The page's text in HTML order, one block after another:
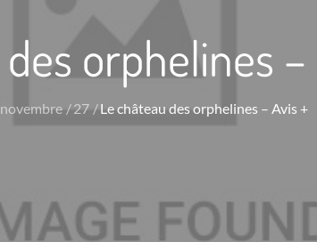
orphelines –
novembre 27 Le château des orphelines – Avis +